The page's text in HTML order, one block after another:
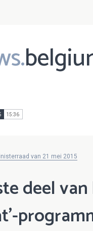
15:36
van 21 mei 2015
deel